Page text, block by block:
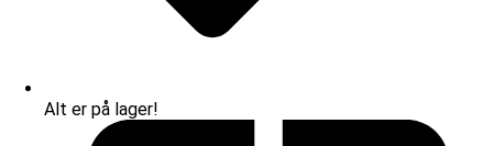
Alt er på lager!